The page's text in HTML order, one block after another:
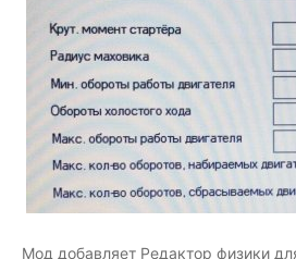
Мод добавляет Редактор физики